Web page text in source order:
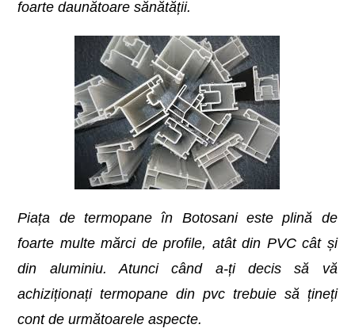
foarte daunătoare sănătății.
Piața de termopane în Botosani este plină de
foarte multe mărci de profile, atât din PVC cât și
din aluminiu. Atunci când a-ți decis să vă
achiziționați termopane din pvc trebuie să țineți
cont de următoarele aspecte.